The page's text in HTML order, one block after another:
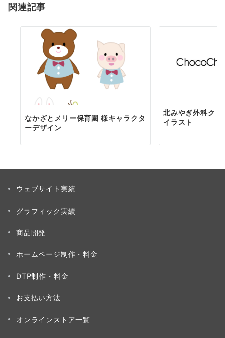
ン
関連記事
なかざとメリー保育園 様キャラクタ
ーデザイン
北みやぎ外科ク
イラスト
ウェブサイト実績
グラフィック実績
商品開発
ホームページ制作・料金
DTP制作・料金
お支払い方法
オンラインストア一覧